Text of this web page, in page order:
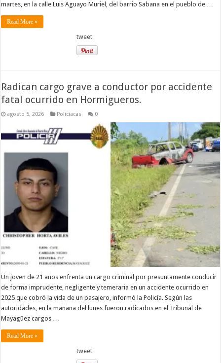
martes, en la calle Luis Aguayo Muriel, del barrio Sabana en el pueblo de …
Read More »
tweet
Radican cargo grave a conductor por accidente
fatal ocurrido en Hormigueros.
agosto 5, 2026 Policiacas 0
Un joven de 21 años enfrenta un cargo criminal por presuntamente conducir
de forma imprudente, negligente y temeraria en un accidente ocurrido en
2025 que cobró la vida de un pasajero, informó la Policía. Según las
autoridades, en la mañana del lunes fueron radicados en el Tribunal de
Mayagüez cargos …
Read More »
tweet